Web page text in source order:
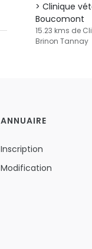
Clinique
Boucomont
15.23 kms de
Brinon Tannay
ANNUAIRE
Inscription
Modification